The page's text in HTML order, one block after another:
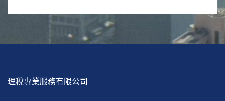
理稅專業服務有限公司